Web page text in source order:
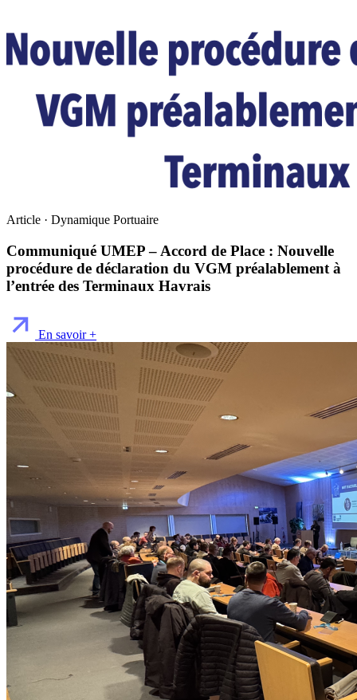
Article · Dynamique Portuaire
Communiqué UMEP – Accord de Place : Nouvelle
procédure de déclaration du VGM préalablement à
l’entrée des Terminaux Havrais
En savoir +